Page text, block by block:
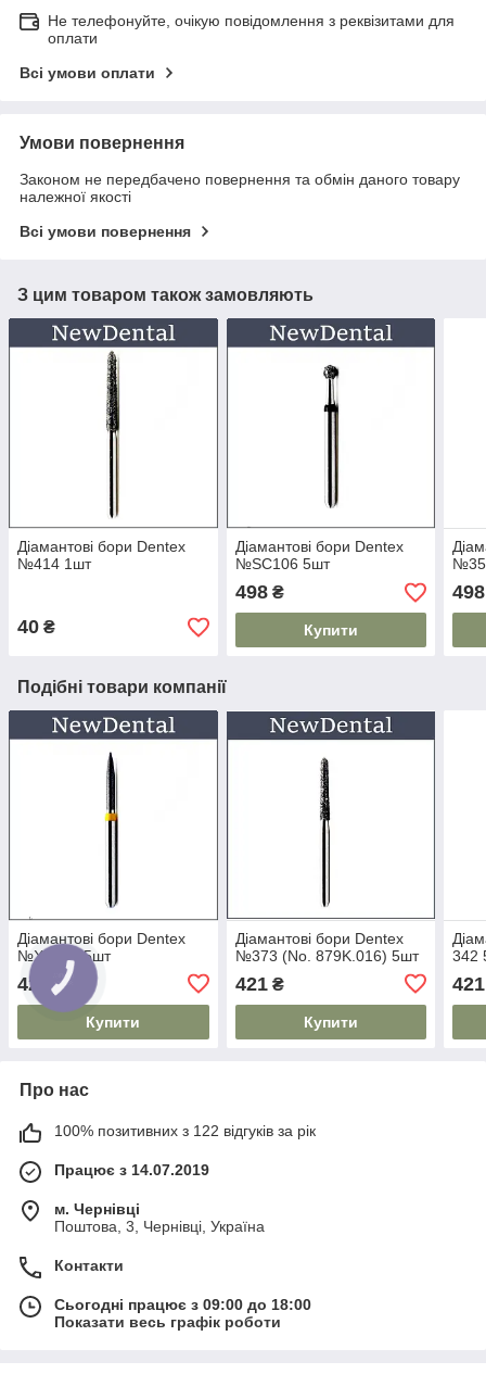
Не телефонуйте, очікую повідомлення з реквізитами для
оплати
Всі умови оплати
Умови повернення
Законом не передбачено повернення та обмін даного товару
належної якості
Всі умови повернення
З цим товаром також замовляють
Діамантові бори Dentex
№414 1шт
40 ₴
Діамантові бори Dentex
№SC106 5шт
498₴
Купити
498
Подібні товари компанії
Діамантові бори Dentex
№XF342 5шт
421 ₴
Купити
Діамантові бори Dentex
№373 (No. 879K.016) 5шт
421₴
Купити
342
421
Про нас
100% позитивних з 122 відгуків за рік
Працює з 14.07.2019
м. Чернівці
Поштова, 3, Чернівці, Україна
Контакти
Сьогодні працює з 09:00 до 18:00
Показати весь графік роботи